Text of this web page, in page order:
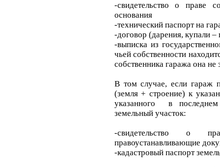
-свидетельство о праве
основания
-технический паспорт на
-договор (дарения, купали
-выписка из
чьей собственности
собственника гаража она не
В том случае, если гараж
(земля + строение) к
указанного в
земельный участок:
-свидетельство о
правоустанавливающие
-кадастровый паспорт